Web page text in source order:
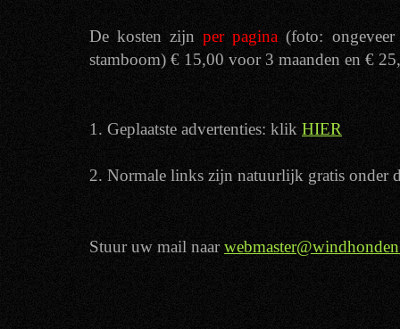
De kosten zijnper pagina (foto:
stamboom) € 15,00 voor 3 maanden en €
1. Geplaatste advertenties: klik HIER
2. Normale links zijn natuurlijk gratis onder
Stuur uw mail naar